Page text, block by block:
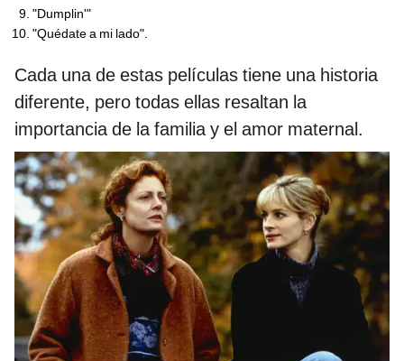
"Dumplin'"
"Quédate a mi lado".
Cada una de estas películas tiene una historia
diferente, pero todas ellas resaltan la
importancia de la familia y el amor maternal.